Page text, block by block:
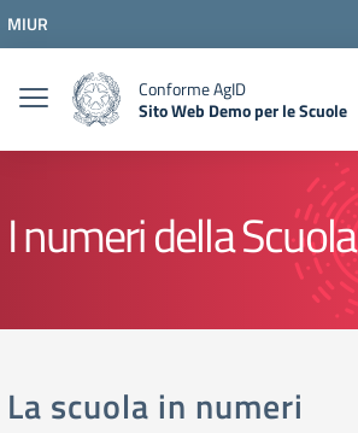
Vai al menu di navigazione
Vai al footer
MIUR
Conforme AgID
Sito Web Demo per le Scuole
I numeri della Scuola
La scuola in numeri